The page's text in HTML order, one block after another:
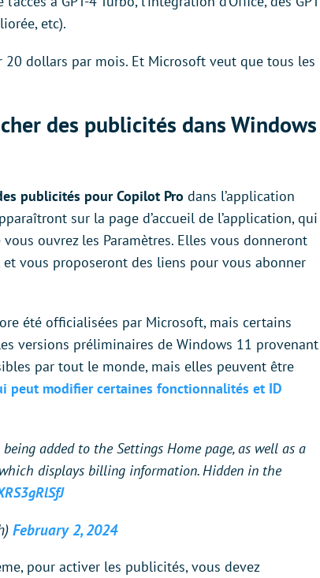
etc).
dollars par mois. Et Microsoft veut que tous les
des publicités dans Windows
publicités pour Copilot Pro dans l’application
sur la page d’accueil de l’application, qui
ouvrez les Paramètres. Elles vous donneront
et vous proposeront des liens pour vous abonner
été officialisées par Microsoft, mais certains
versions préliminaires de Windows 11 provenant
par tout le monde, mais elles peuvent être
peut modifier certaines fonctionnalités et ID
added to the Settings Home page, as well as a
displays billing information. Hidden in the
February 2, 2024
pour activer les publicités, vous devez